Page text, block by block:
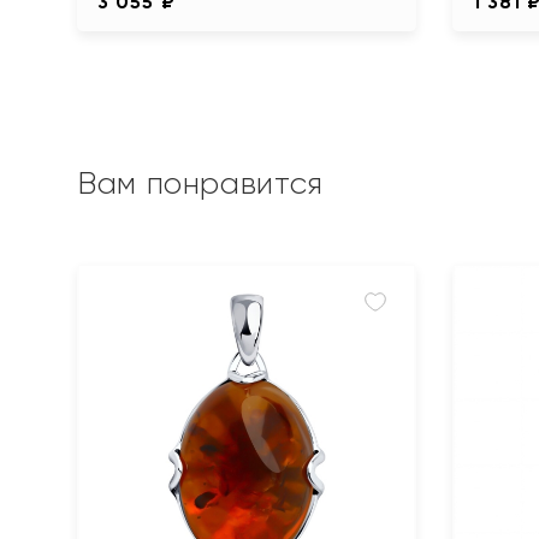
Вам понравится